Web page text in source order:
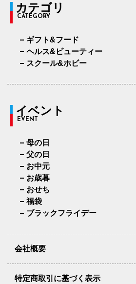
カテゴリ
CATEGORY
ギフト&フード
ヘルス&ビューティー
スクール&ホビー
イベント
EVENT
母の日
父の日
お中元
お歳暮
おせち
福袋
ブラックフライデー
会社概要
特定商取引に基づく表示